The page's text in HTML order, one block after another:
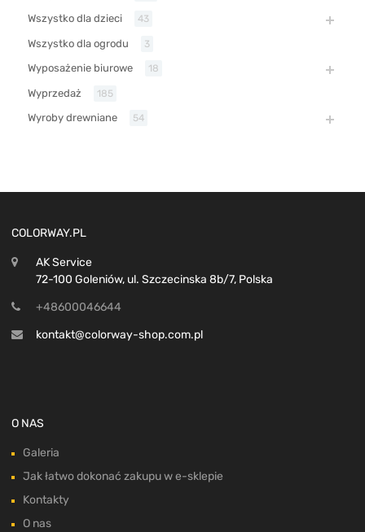
Wszystko dla dzieci 43
Wszystko dla ogrodu 3
Wyposażenie biurowe 18
Wyprzedaż 185
Wyroby drewniane 54
COLORWAY.PL
AK Service
72-100 Goleniów, ul. Szczecinska 8b/7, Polska
+48600046644
kontakt@colorway-shop.com.pl
O NAS
Galeria
Jak łatwo dokonać zakupu w e-sklepie
Kontakty
O nas